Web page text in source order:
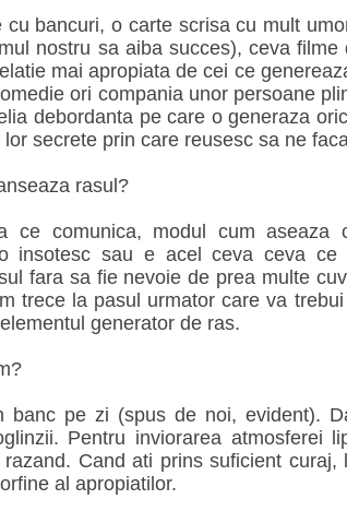
cu bancuri, o carte scrisa cu mult
nostru sa aiba succes), ceva
mai apropiata de cei ce
ori compania unor persoane
debordanta pe care o generaza
secrete prin care reusesc sa ne
rasul?
ce comunica, modul cum aseaza
insotesc sau e acel ceva ceva
fara sa fie nevoie de prea multe
trece la pasul urmator care va
generator de ras.
banc pe zi (spus de noi, evident).
Pentru inviorarea atmosferei
razand. Cand ati prins suficient
al apropiatilor.